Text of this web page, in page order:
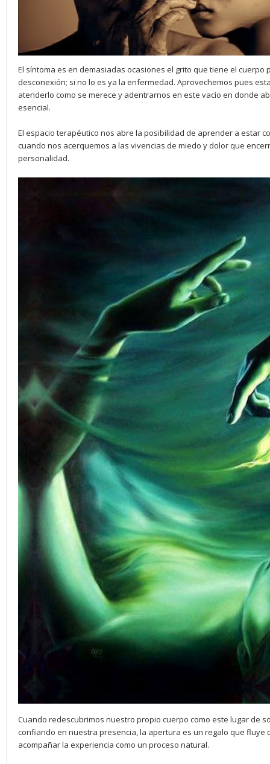
El síntoma es en demasiadas ocasiones el grito que tiene el
desconexión; si no lo es ya la enfermedad. Aprovechemos pues
atenderlo como se merece y adentrarnos en este vacío en donde
esencial.
El espacio terapéutico nos abre la posibilidad de aprender a estar
cuando nos acerquemos a las vivencias de miedo y dolor que
personalidad.
Cuando redescubrimos nuestro propio cuerpo como este lugar de
confiando en nuestra presencia, la apertura es un regalo que fluye
acompañar la experiencia como un proceso natural.